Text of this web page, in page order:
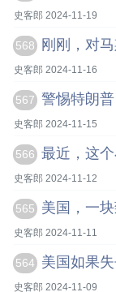
史客郎 2024-11-19
568 刚刚，对
史客郎 2024-11-16
567 警惕特朗普
史客郎 2024-11-15
566 最近，这
史客郎 2024-11-12
565 美国，一
史客郎 2024-11-11
564 美国如果
史客郎 2024-11-09